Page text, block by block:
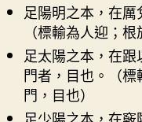
足陽明之本，在厲
（標輸為人迎；
足太陽之本，在
門者，目也。（
門，目也）
足少陽之本，在